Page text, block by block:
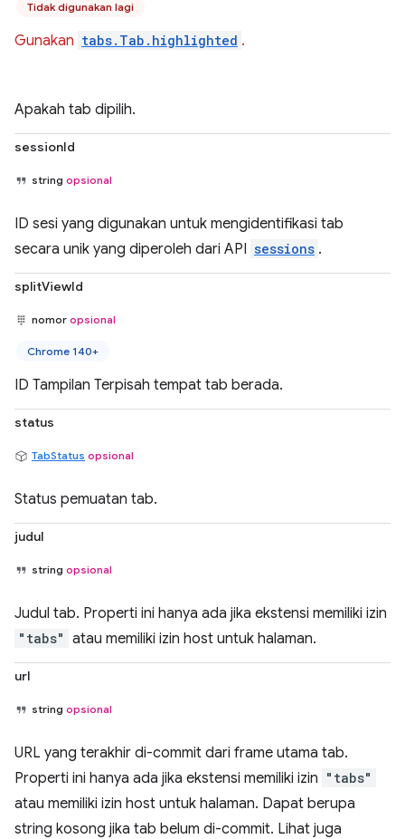
Tidak digunakan lagi
Gunakan tabs.Tab.highlighted .
Apakah tab dipilih.
sessionId
string opsional
ID sesi yang digunakan untuk mengidentifikasi tab
secara unik yang diperoleh dari API sessions .
splitViewId
nomor opsional
Chrome 140+
ID Tampilan Terpisah tempat tab berada.
status
TabStatus opsional
Status pemuatan tab.
judul
string opsional
Judul tab. Properti ini hanya ada jika ekstensi memiliki izin
"tabs" atau memiliki izin host untuk halaman.
url
string opsional
URL yang terakhir di-commit dari frame utama tab.
Properti ini hanya ada jika ekstensi memiliki izin "tabs"
atau memiliki izin host untuk halaman. Dapat berupa
string kosong jika tab belum di-commit. Lihat juga